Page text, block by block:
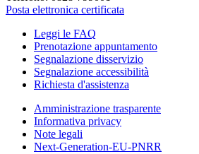
Posta elettronica certificata
Leggi le FAQ
Prenotazione appuntamento
Segnalazione disservizio
Segnalazione accessibilità
Richiesta d'assistenza
Amministrazione trasparente
Informativa privacy
Note legali
Next-Generation-EU-PNRR